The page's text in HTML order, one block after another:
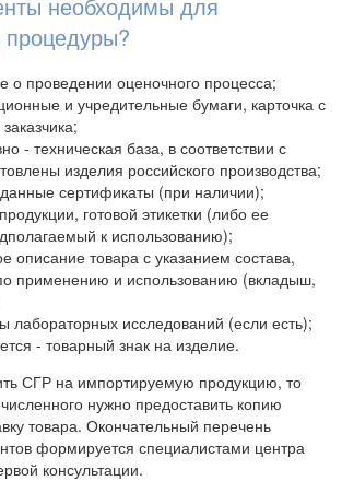
о проведении оценочного процесса;
и учредительные бумаги, карточка с
- техническая база, в соответствии с
изделия российского производства;
сертификаты (при наличии);
готовой этикетки (либо ее
к использованию);
описание товара с указанием состава,
применению и использованию (вкладыш,
лабораторных исследований (если есть);
- товарный знак на изделие.
СГР на импортируемую продукцию, то
нужно предоставить копию
товара. Окончательный перечень
формируется специалистами центра
консультации.